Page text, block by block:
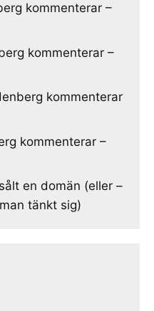
kommenterar –
kommenterar –
kommenterar
kommenterar –
en domän (eller –
tänkt sig)